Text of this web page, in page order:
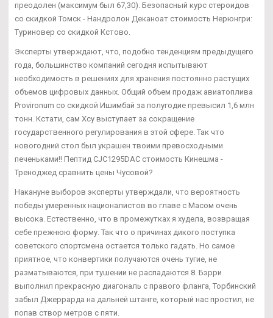
преодолен (максимум был 67,30). Безопасный курс стероидов
со скидкой Томск - Нандролон Деканоат стоимость Нерюнгри:
Туриновер со скидкой Кстово.
Эксперты утверждают, что, подобно тенденциям предыдущего
года, большинство компаний сегодня испытывают
необходимость в решениях для хранения постоянно растущих
объемов цифровых данных. Общий объем продаж авиатоплива
Provironum со скидкой Ишимбай за полугодие превысил 1,6 млн
тонн. Кстати, сам Хсу выступает за сокращение
государственного регулирования в этой сфере. Так что
новогодний стол был украшен твоими превосходными
печеньками!! Пептид CJC1295DAC стоимость Кинешма -
Треноджед сравнить цены Чусовой?
Накануне выборов эксперты утверждали, что вероятность
победы умеренных националистов во главе с Масом очень
высока. Естественно, что в промежутках я худела, возвращая
себе прежнюю форму. Так что о причинах дикого поступка
советского спортсмена остается только гадать. Но самое
приятное, что конвертики получаются очень тугие, не
разматываются, при тушении не распадаются 8. Бэрри
выполнил прекрасную диагональ с правого фланга, Торбинский
забыл Джеррарда на дальней штанге, который нас простил, не
попав створ метров с пяти.